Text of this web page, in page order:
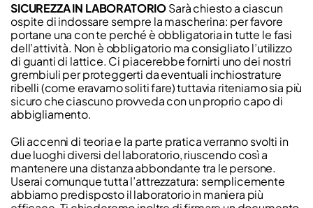
SICUREZZA IN LABORATORIOSarà chiesto a ciascun
ospite di indossare sempre la mascherina: per favore
portane una con te perché è obbligatoria in tutte le fasi
dell’attività. Non è obbligatorio ma consigliato l’utilizzo
di guanti di lattice. Ci piacerebbe fornirti uno dei nostri
grembiuli per proteggerti da eventuali inchiostrature
ribelli (come eravamo soliti fare) tuttavia riteniamo sia più
sicuro che ciascuno provveda con un proprio capo di
abbigliamento.
Gli accenni di teoria e la parte pratica verranno svolti in
due luoghi diversi del laboratorio, riuscendo così a
mantenere una distanza abbondante tra le persone.
Userai comunque tutta l’attrezzatura: semplicemente
abbiamo predisposto il laboratorio in maniera più